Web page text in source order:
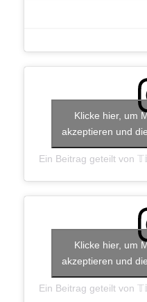
Ein Beitrag geteilt von
Klicke hier, um
akzeptieren und
Ein Beitrag geteilt von
Klicke hier, um
akzeptieren und